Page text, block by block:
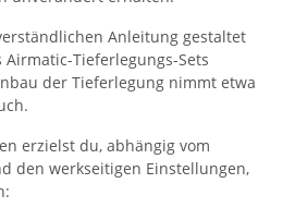
Anleitung gestaltet
Tieferlegungs-Sets
der Tieferlegung nimmt etwa
erzielst du, abhängig vom
den werkseitigen Einstellungen,